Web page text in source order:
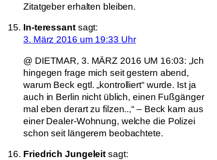
Zitatgeber erhalten bleiben.
In-teressant sagt:
3. März 2016 um 19:33 Uhr
@ DIETMAR, 3. MÄRZ 2016 UM 16:03: „Ich
hingegen frage mich seit gestern abend,
warum Beck egtl. „kontrolliert“ wurde. Ist ja
auch in Berlin nicht üblich, einen Fußgänger
mal eben derart zu filzen..,“ – Beck kam aus
einer Dealer-Wohnung, welche die Polizei
schon seit längerem beobachtete.
Friedrich Jungeleit sagt: